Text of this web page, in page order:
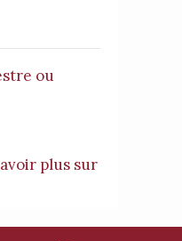
ou
plus sur